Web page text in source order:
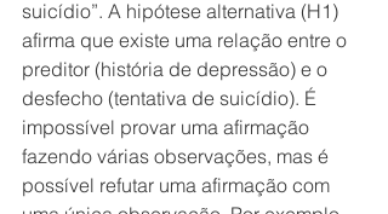
suicídio”. A hipótese alternativa (H1)
afirma que existe uma relação entre o
preditor (história de depressão) e o
desfecho (tentativa de suicídio). É
impossível provar uma afirmação
fazendo várias observações, mas é
possível refutar uma afirmação com